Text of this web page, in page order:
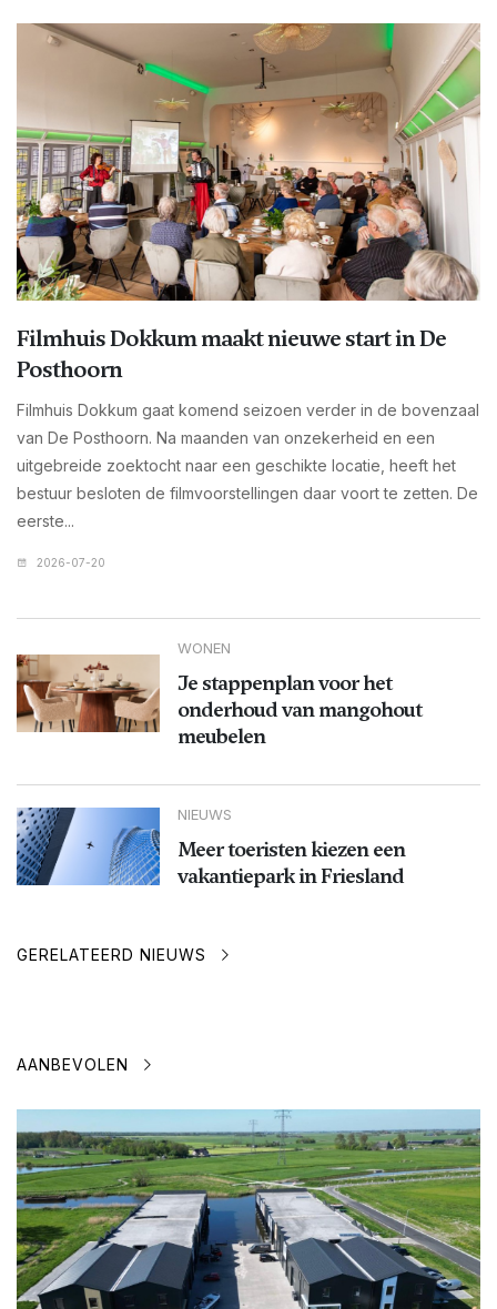
Filmhuis Dokkum maakt nieuwe start in De
Posthoorn
Filmhuis Dokkum gaat komend seizoen verder in de bovenzaal
van De Posthoorn. Na maanden van onzekerheid en een
uitgebreide zoektocht naar een geschikte locatie, heeft het
bestuur besloten de filmvoorstellingen daar voort te zetten. De
eerste...
2026-07-20
WONEN
Je stappenplan voor het
onderhoud van mangohout
meubelen
NIEUWS
Meer toeristen kiezen een
vakantiepark in Friesland
GERELATEERD NIEUWS
AANBEVOLEN